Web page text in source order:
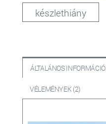
készlethiány
ÁLTALÁNOS INFORMÁCIÓ
VÉLEMÉNYEK (2)